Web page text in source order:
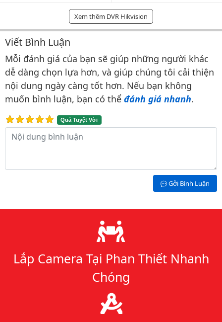
Xem thêm DVR Hikvision
Bình luận & Đánh giá
Viết Bình Luận
Mỗi đánh giá của bạn sẽ giúp những người khác
dễ dàng chọn lựa hơn, và giúp chúng tôi cải thiện
nội dung ngày càng tốt hơn. Nếu bạn không
muốn bình luận, bạn có thể đánh giá nhanh.
Quá Tuyệt Vời
Nội dung bình luận
Gởi Bình Luận
Lý do chọn chúng tôi
Lắp Camera Tại Phan Thiết Nhanh
Chóng